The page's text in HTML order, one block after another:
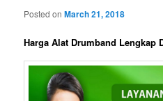
Posted onMarch 21, 2018
Harga Alat Drumband Lengkap